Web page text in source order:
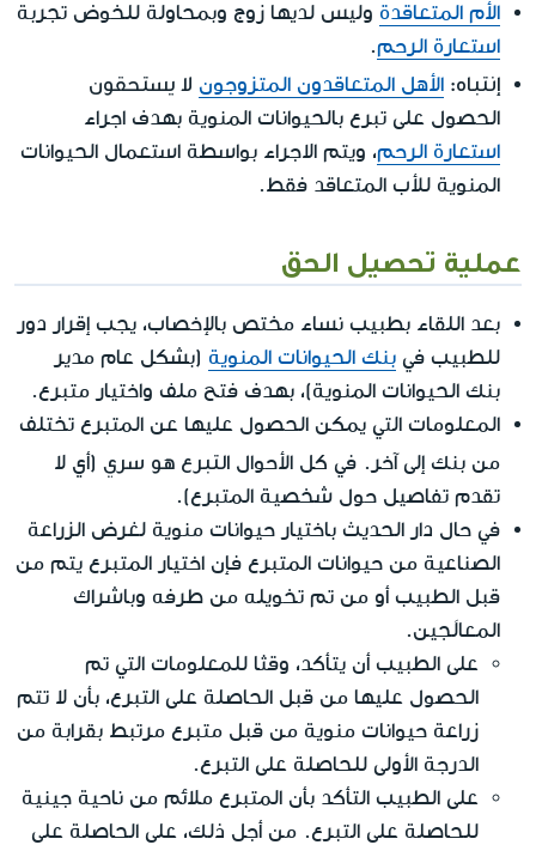
الأم المتعاقدة وليس لديها زوج وبمحاولة للخوض تجربة
استعارة الرحم.
إنتباه: الأهل المتعاقدون المتزوجون لا يستحقون
الحصول على تبرع بالحيوانات المنوية بهدف اجراء
استعارة الرحم، ويتم الاجراء بواسطة استعمال الحيوانات
المنوية للأب المتعاقد فقط.
عملية تحصيل الحق
بعد اللقاء بطبيب نساء مختص بالإخصاب، يجب إقرار دور
للطبيب في بنك الحيوانات المنوية (بشكل عام مدير
بنك الحيوانات المنوية)، بهدف فتح ملف واختيار متبرع.
المعلومات التي يمكن الحصول عليها عن المتبرع تختلف
من بنك إلى آخر. في كل الأحوال التبرع هو سري
(أي لا
تقدم تفاصيل حول شخصية المتبرع).
في حال دار الحديث باختيار حيوانات منوية لغرض الزراعة
الصناعية من حيوانات المتبرع فإن اختيار المتبرع يتم من
قبل الطبيب أو من تم تخويله من طرفه وباشراك
المعالَجين.
على الطبيب أن يتأكد، وقثا للمعلومات التي تم
الحصول عليها من قبل الحاصلة على التبرع، بأن لا تتم
زراعة حيوانات منوية من قبل متبرع مرتبط بقرابة من
الدرجة الأولى للحاصلة على التبرع.
على الطبيب التأكد بأن المتبرع ملائم من ناحية جينية
للحاصلة على التبرع. من أجل ذلك، على الحاصلة على